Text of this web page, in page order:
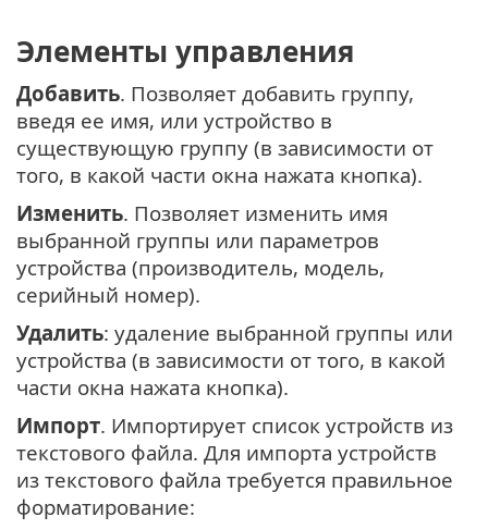
Элементы управления
Добавить. Позволяет добавить группу,
введя ее имя, или устройство в
существующую группу (в зависимости от
того, в какой части окна нажата кнопка).
Изменить. Позволяет изменить имя
выбранной группы или параметров
устройства (производитель, модель,
серийный номер).
Удалить: удаление выбранной группы или
устройства (в зависимости от того, в какой
части окна нажата кнопка).
Импорт. Импортирует список устройств из
текстового файла. Для импорта устройств
из текстового файла требуется правильное
форматирование: